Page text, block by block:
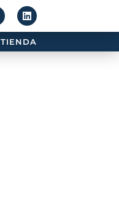
TIENDA